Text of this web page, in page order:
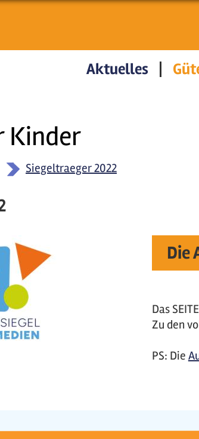
Kinder
Aktuelles
Siegeltraeger 2022
Die
Das
Zu den
PS: Die